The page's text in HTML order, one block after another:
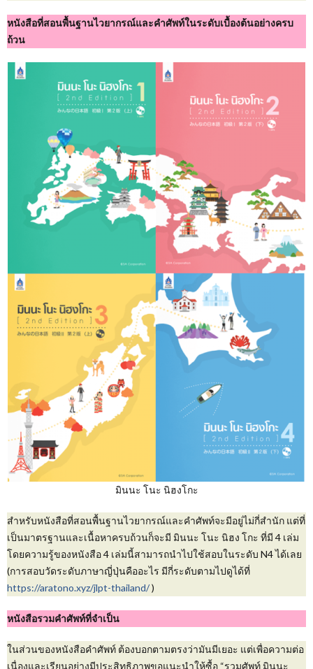
หนังสือที่สอนพื้นฐานไวยากรณ์และคำศัพท์ในระดับเบื้องต้นอย่างครบ
ถ้วน
มินนะ โนะ นิฮงโกะ
สำหรับหนังสือที่สอนพื้นฐานไวยากรณ์และคำศัพท์จะมีอยู่ไม่กี่สำนัก แต่ที่
เป็นมาตรฐานและเนื้อหาครบถ้วนก็จะมี มินนะ โนะ นิฮง โกะ ที่มี 4 เล่ม
โดยความรู้ของหนังสือ 4 เล่มนี้สามารถนำไปใช้สอบในระดับ N4 ได้เลย
(การสอบวัดระดับภาษาญี่ปุ่นคืออะไร มีกี่ระดับตามไปดูได้ที่
https://aratono.xyz/jlpt-thailand/)
หนังสือรวมคำศัพท์ที่จำเป็น
ในส่วนของหนังสือคำศัพท์ ต้องบอกตามตรงว่ามันมีเยอะ แต่เพื่อความต่อ
เนื่องและเรียนอย่างมีประสิทธิภาพขอแนะนำให้ซื้อ “รวมศัพท์ มินนะ